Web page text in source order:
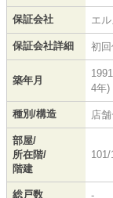
保証会社 エ
保証会社詳細 初
築年月
4年)
種別/構造 店
部屋/
所在階/
階建
総戸数 -